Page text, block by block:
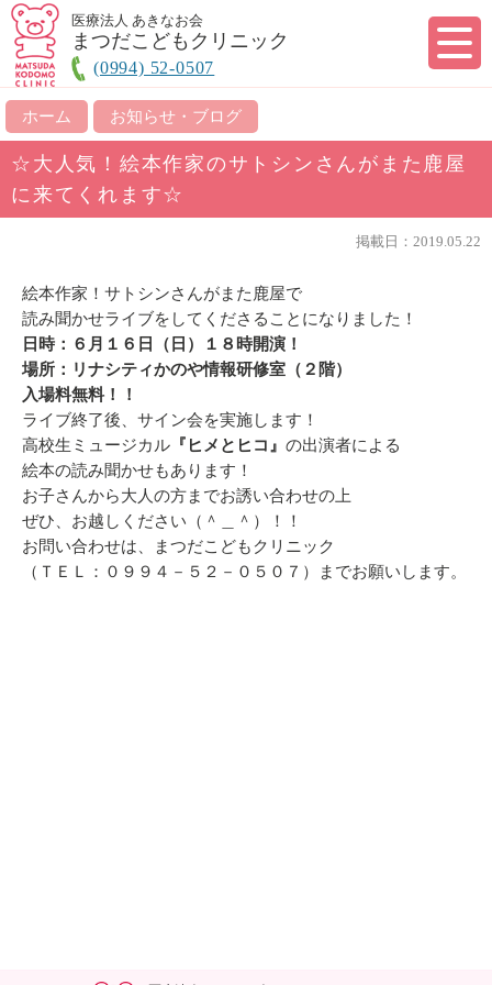
医療法人 あきなお会
まつだこどもクリニック
(0994) 52-0507
ホーム お知らせ・ブログ
☆大人気！絵本作家のサトシンさんがまた鹿屋
に来てくれます☆
掲載日：2019.05.22
絵本作家！サトシンさんがまた鹿屋で
読み聞かせライブをしてくださることになりました！
日時：６月１６日（日）１８時開演！
場所：リナシティかのや情報研修室（２階）
入場料無料！！
ライブ終了後、サイン会を実施します！
高校生ミュージカル 『ヒメとヒコ』 の出演者による
絵本の読み聞かせもあります！
お子さんから大人の方までお誘い合わせの上
ぜひ、お越しください（＾＿＾）！！
お問い合わせは、まつだこどもクリニック
（ＴＥＬ：０９９４－５２－０５０７）までお願いします。